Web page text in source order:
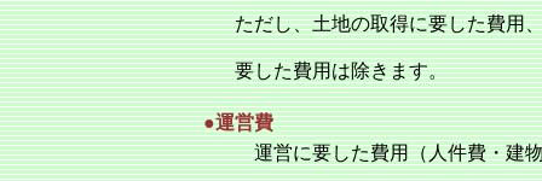
ただし、土地の取得に要した費用
要した費用は除きます。
●運営費
運営に要した費用（人件費・建